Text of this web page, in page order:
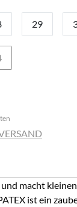
29
macht
ist ein